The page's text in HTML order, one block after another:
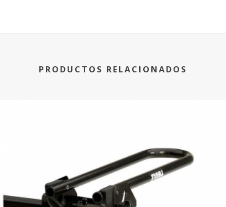
PRODUCTOS RELACIONADOS